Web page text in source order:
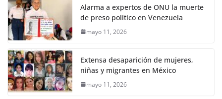
Alarma a expertos de ONU la muerte
de preso político en Venezuela
mayo 11, 2026
Extensa desaparición de mujeres,
niñas y migrantes en México
mayo 11, 2026